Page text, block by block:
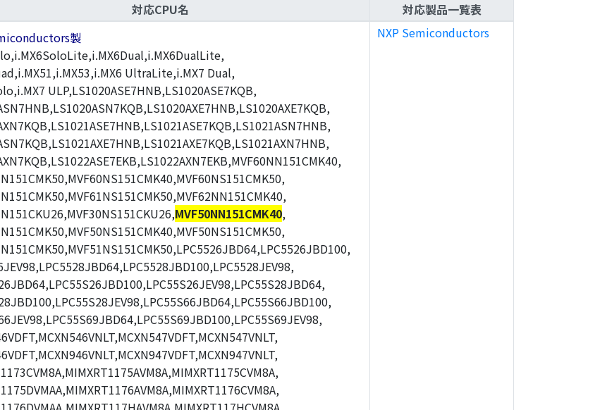
対応CPU名
対応製品一覧表
製
UltraLite,i.MX7 Dual,
ULP,LS1020ASE7HNB,LS1020ASE7KQB,
MVF50NN151CMK40,
NXP Semiconductors